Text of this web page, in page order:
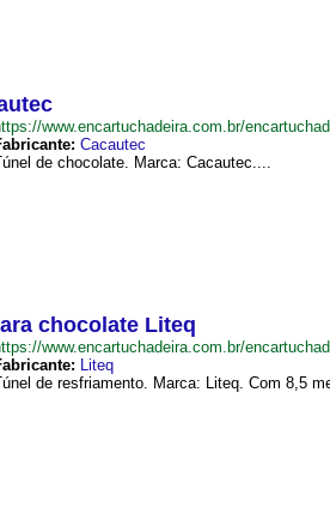
www.encartuchadeira.com.br/
Cacautec
de chocolate. Marca: Cacautec....
chocolate Liteq
www.encartuchadeira.com.br/
Liteq
de resfriamento. Marca: Liteq. Com 8,5